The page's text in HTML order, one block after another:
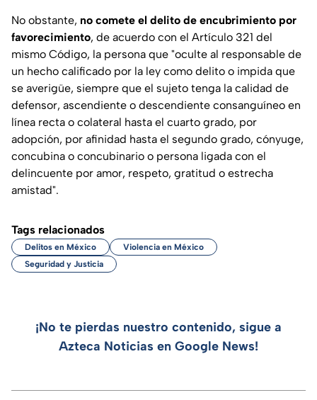
No obstante, no comete el delito de encubrimiento por
favorecimiento, de acuerdo con el Artículo 321 del
mismo Código, la persona que "oculte al responsable de
un hecho calificado por la ley como delito o impida que
se averigüe, siempre que el sujeto tenga la calidad de
defensor, ascendiente o descendiente consanguíneo en
línea recta o colateral hasta el cuarto grado, por
adopción, por afinidad hasta el segundo grado, cónyuge,
concubina o concubinario o persona ligada con el
delincuente por amor, respeto, gratitud o estrecha
amistad".
Tags relacionados
Delitos en México
Violencia en México
Seguridad y Justicia
¡No te pierdas nuestro contenido, sigue a
Azteca Noticias en Google News!